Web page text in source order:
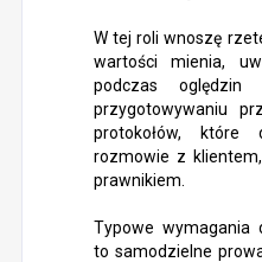
W tej roli wnoszę
wartości mienia,
podczas
przygotowywaniu
protokołów,
rozmowie z
prawnikiem.
Typowe wymagania
to samodzielne